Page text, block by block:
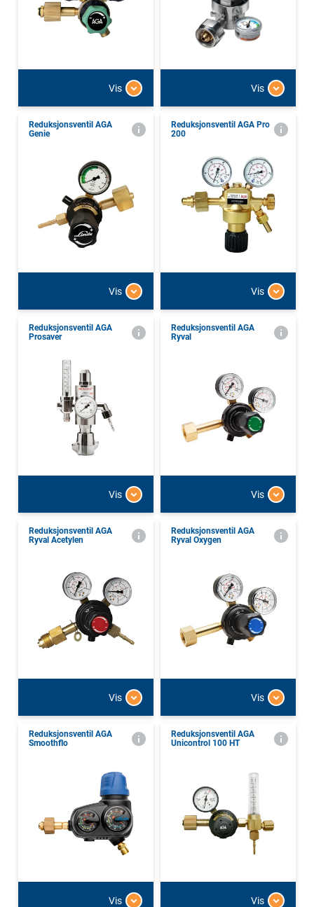
Vis Vis
Reduksjonsventil AGA
Genie
Vis
Reduksjonsventil AGA Pro
200
Vis
Reduksjonsventil AGA
Prosaver
Vis
Reduksjonsventil AGA
Ryval
Vis
Reduksjonsventil AGA
Ryval Acetylen
Vis
Reduksjonsventil AGA
Ryval Oxygen
Vis
Reduksjonsventil AGA
Smoothflo
Vis
Reduksjonsventil AGA
Unicontrol 100 HT
Vis